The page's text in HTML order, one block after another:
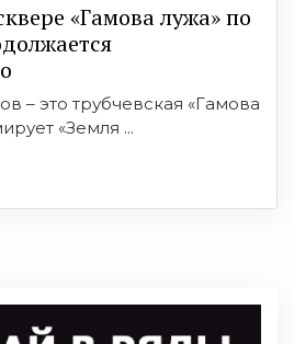
«Гамова лужа» по
– это трубчевская «Гамова
«Земля ...